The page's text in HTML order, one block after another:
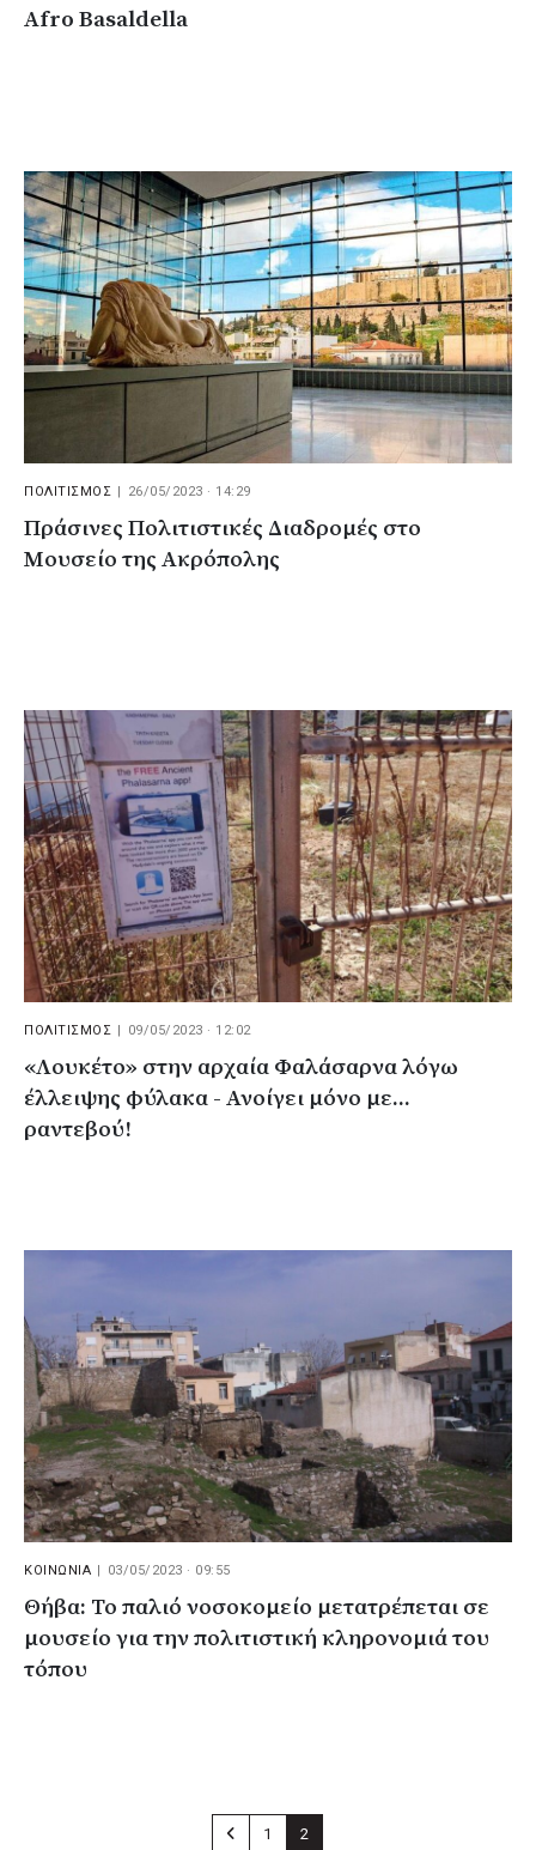
Afro Basaldella
ΠΟΛΙΤΙΣΜΟΣ | 26/05/2023 · 14:29
Πράσινες Πολιτιστικές Διαδρομές στο
Μουσείο της Ακρόπολης
ΠΟΛΙΤΙΣΜΟΣ 09/05/2023 · 12:02
«Λουκέτο» στην αρχαία Φαλάσαρνα λόγω
έλλειψης φύλακα - Ανοίγει μόνο με...
ραντεβού!
ΚΟΙΝΩΝΙΑ 03/05/2023 · 09:55
Θήβα: Το παλιό νοσοκομείο μετατρέπεται σε
μουσείο για την πολιτιστική κληρονομιά του
τόπου
1 2